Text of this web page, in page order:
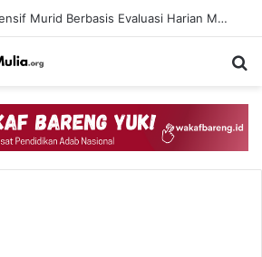
Analisis Komprehensif Murid Berbasis Evaluasi Harian Muaddib dan Teknologi AI